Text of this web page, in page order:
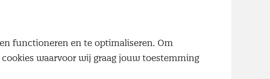
hun werknemers te
werknemers zich
Werkgevers leggen hier bij
en werknemers
functioneren en te optimaliseren. Om
waarvoor wij graag jouw toestemming